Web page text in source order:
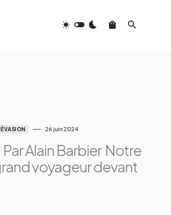
26 juin 2024
Par Alain Barbier Notre
voyageur devant